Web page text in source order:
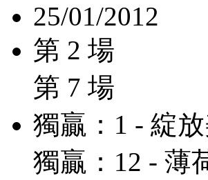
25/01/2012
第 2 場
第 7 場
獨贏：1 - 綻
獨贏：12 - 薄